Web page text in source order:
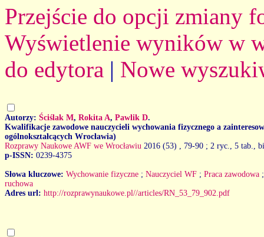
Przejście do opcji zmiany
Wyświetlenie wyników w
do edytora | Nowe
Autorzy: Ściślak M, Rokita A, Pawlik D.
Kwalifikacje zawodowe nauczycieli wychowania fizycznego a
ogólnokształcących Wrocławia)
Rozprawy Naukowe AWF we Wrocławiu 2016 (53)
, 79-90 ; 2 ryc., 5 tab.,
p-ISSN: 0239-4375
Słowa kluczowe: Wychowanie fizyczne ; Nauczyciel WF ; Praca zawodowa
ruchowa
Adres url: http://rozprawynaukowe.pl//articles/RN_53_79_902.pdf